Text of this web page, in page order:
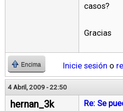
casos?
Gracias
Encima Inicie sesión o
4 Abril, 2009 - 22:50
hernan_3k
Re: Se